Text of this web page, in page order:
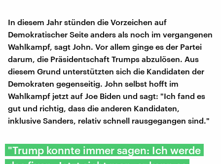
In diesem Jahr stünden die Vorzeichen auf
Demokratischer Seite anders als noch im vergangenen
Wahlkampf, sagt John. Vor allem ginge es der Partei
darum, die Präsidentschaft Trumps abzulösen. Aus
diesem Grund unterstützten sich die Kandidaten der
Demokraten gegenseitig. John selbst hofft im
Wahlkampf jetzt auf Joe Biden und sagt: "Ich fand es
gut und richtig, dass die anderen Kandidaten,
inklusive Sanders, relativ schnell rausgegangen sind."
"Trump konnte immer sagen: Ich werde